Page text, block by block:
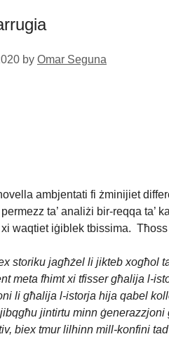
by Omar Seguna
ambjentati fi żminijiet
ta’ analiżi bir-reqqa
waqtiet iġiblek tbissima.
storiku jagħżel li jikteb xogħol
meta fhimt xi tfisser għalija l-
li għalija l-istorja hija qabel
jintirtu minn
biex tmur lilhinn mill-konfini